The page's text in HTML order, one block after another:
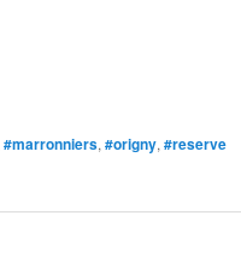
#marronniers, #origny, #reserve